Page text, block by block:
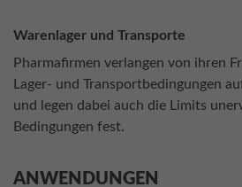
Warenlager und Transporte
Pharmafirmen verlangen von ihren
Lager- und Transportbedingungen
und legen dabei auch die Limits
Bedingungen fest.
ANWENDUNGEN